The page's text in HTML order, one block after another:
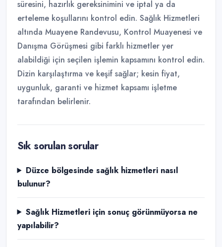
süresini, hazırlık gereksinimini ve iptal ya da
erteleme koşullarını kontrol edin. Sağlık Hizmetleri
altında Muayene Randevusu, Kontrol Muayenesi ve
Danışma Görüşmesi gibi farklı hizmetler yer
alabildiği için seçilen işlemin kapsamını kontrol edin.
Dizin karşılaştırma ve keşif sağlar; kesin fiyat,
uygunluk, garanti ve hizmet kapsamı işletme
tarafından belirlenir.
Sık sorulan sorular
Düzce bölgesinde sağlık hizmetleri nasıl
bulunur?
Sağlık Hizmetleri için sonuç görünmüyorsa ne
yapılabilir?